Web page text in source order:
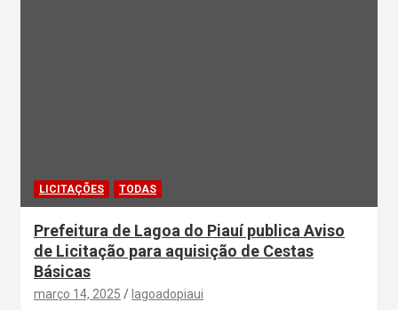
LICITAÇÕES TODAS
Prefeitura de Lagoa do Piauí publica Aviso
de Licitação para aquisição de Cestas
Básicas
março 14, 2025 lagoadopiaui